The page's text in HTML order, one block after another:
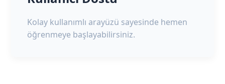
Kolay kullanımlı arayüzü sayesinde hemen
öğrenmeye başlayabilirsiniz.